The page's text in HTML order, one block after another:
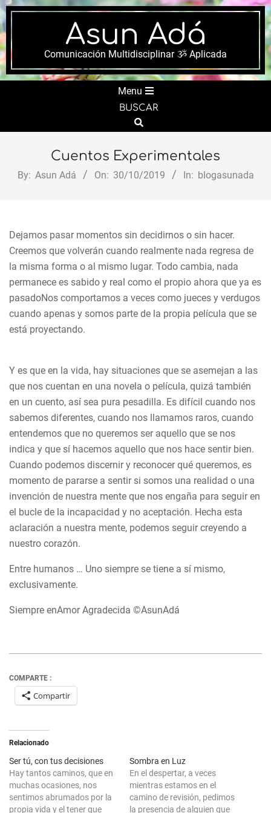
Skip
to
content
Asun Adá
Comunicación Multidisciplinar ૐ Aplicada
Menu
BUSCAR
Search
Cuentos Experimentales
By: Asun Adá On: 30/10/2019 In: blogasunada
Dejamos pasar momentos sin decidirnos o sin hacer.
Creemos que volverán cuando realmente nada regresa de
la misma forma o al mismo lugar. Todo cambia, nada
permanece es sabido y real como el propio ahora que ya es
pasadoNos comportamos a veces como jueces y verdugos
cuando apenas y somos parte de la propia película que se
está proyectando.
Y es que en la vida, hay situaciones que se asemejan a las
que nos cuentan en una novela o película, quizá también
en un cuento, así sea pura pesadilla. Es difícil cuando nos
sabemos diferentes, cuando nos llamamos raros, cuando
entendemos que no queremos ser aquello que se nos
indica y que sí hacemos aquello que nos hace sentir bien.
Cuando podemos discernir y reconocer qué queremos, es
momento de pararse a sentir si somos una realidad o una
invención de nuestra mente que nos engaña para seguir en
el bucle de la incapacidad y no aceptación. Hecha esta
aclaración a nuestra mente, podemos seguir creyendo a
nuestro corazón.
Entre humanos … Uno siempre se tiene a sí mismo,
exclusivamente.
Siempre enAmor Agradecida ©AsunAdá
COMPARTE :
Compartir
Relacionado
Ser tú, con tus decisiones
Hay tantos caminos, que en
muchas ocasiones, nos
sentimos abrumados por la
propia vida y el tener que
Sombra en Luz
En el despertar, a veces
mientras estamos en el
camino de revisión, pedimos
la presencia de alguien que